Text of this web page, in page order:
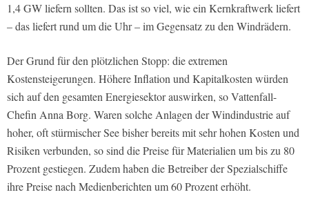
1,4 GW liefern sollten. Das ist so viel, wie ein Kernkraftwerk liefert
– das liefert rund um die Uhr – im Gegensatz zu den Windrädern.
Der Grund für den plötzlichen Stopp: die extremen
Kostensteigerungen. Höhere Inflation und Kapitalkosten würden
sich auf den gesamten Energiesektor auswirken, so Vattenfall-
Chefin Anna Borg. Waren solche Anlagen der Windindustrie auf
hoher, oft stürmischer See bisher bereits mit sehr hohen Kosten und
Risiken verbunden, so sind die Preise für Materialien um bis zu 80
Prozent gestiegen. Zudem haben die Betreiber der Spezialschiffe
ihre Preise nach Medienberichten um 60 Prozent erhöht.